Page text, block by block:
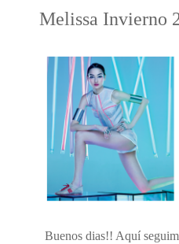
Melissa Invierno
Buenos dias!! Aquí